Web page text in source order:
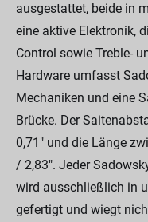
ausgestattet, beide in
eine aktive Elektronik,
Control sowie Treble-
Hardware umfasst
Mechaniken und eine
Brücke. Der
0,71" und die Länge
/ 2,83". Jeder
wird ausschließlich in
gefertigt und wiegt